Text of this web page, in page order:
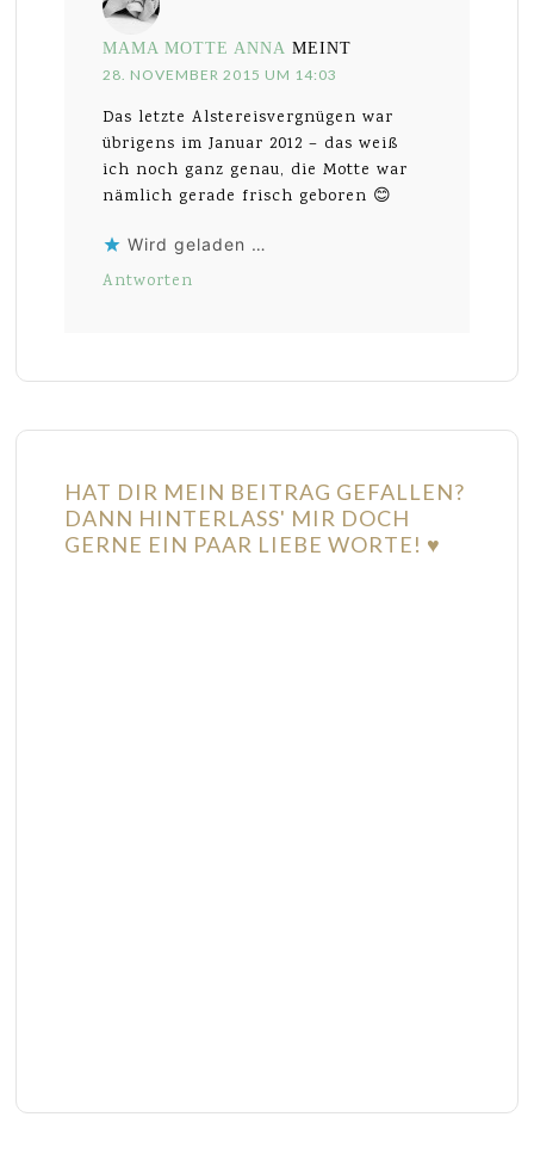
MAMA MOTTE ANNA MEINT
28. NOVEMBER 2015 UM 14:03
Das letzte Alstereisvergnügen war
übrigens im Januar 2012 – das weiß
ich noch ganz genau, die Motte war
nämlich gerade frisch geboren 😊
Wird geladen …
Antworten
HAT DIR MEIN BEITRAG GEFALLEN?
DANN HINTERLASS' MIR DOCH
GERNE EIN PAAR LIEBE WORTE! ♥